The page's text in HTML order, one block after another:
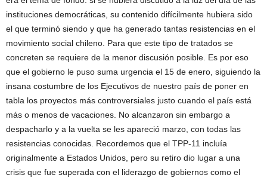
instituciones democráticas, su contenido difícilmente hubiera sido
el que terminó siendo y que ha generado tantas resistencias en el
movimiento social chileno. Para que este tipo de tratados se
concreten se requiere de la menor discusión posible. Es por eso
que el gobierno le puso suma urgencia el 15 de enero, siguiendo la
insana costumbre de los Ejecutivos de nuestro país de poner en
tabla los proyectos más controversiales justo cuando el país está
más o menos de vacaciones. No alcanzaron sin embargo a
despacharlo y a la vuelta se les apareció marzo, con todas las
resistencias conocidas. Recordemos que el TPP-11 incluía
originalmente a Estados Unidos, pero su retiro dio lugar a una
crisis que fue superada con el liderazgo de gobiernos como el